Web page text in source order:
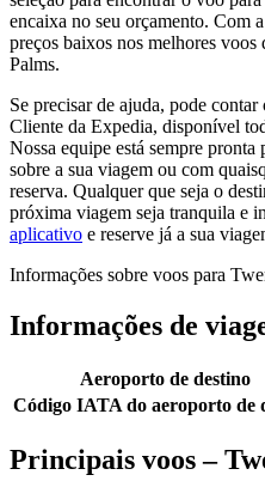
encaixa no seu orçamento. Com
preços baixos nos melhores
Palms.
Se precisar de ajuda, pode
Cliente da Expedia, disponível
Nossa equipe está sempre
sobre a sua viagem ou com
reserva. Qualquer que seja o
próxima viagem seja tranquila e
aplicativo e reserve já a sua
Informações sobre voos para
Informações de
Aeroporto de destino
Código IATA do aeroporto de
Principais voos –